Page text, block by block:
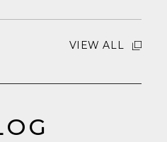
VIEW ALL